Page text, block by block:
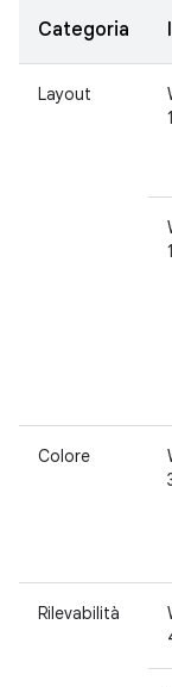
Categoria
Layout
1
Colore
Rilevabilità